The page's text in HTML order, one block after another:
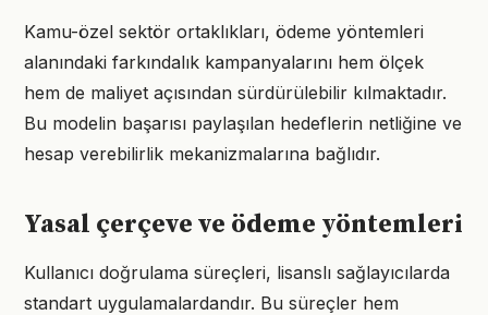
Kamu-özel sektör ortaklıkları, ödeme yöntemleri
alanındaki farkındalık kampanyalarını hem ölçek
hem de maliyet açısından sürdürülebilir kılmaktadır.
Bu modelin başarısı paylaşılan hedeflerin netliğine ve
hesap verebilirlik mekanizmalarına bağlıdır.
Yasal çerçeve ve ödeme yöntemleri
Kullanıcı doğrulama süreçleri, lisanslı sağlayıcılarda
standart uygulamalardandır. Bu süreçler hem